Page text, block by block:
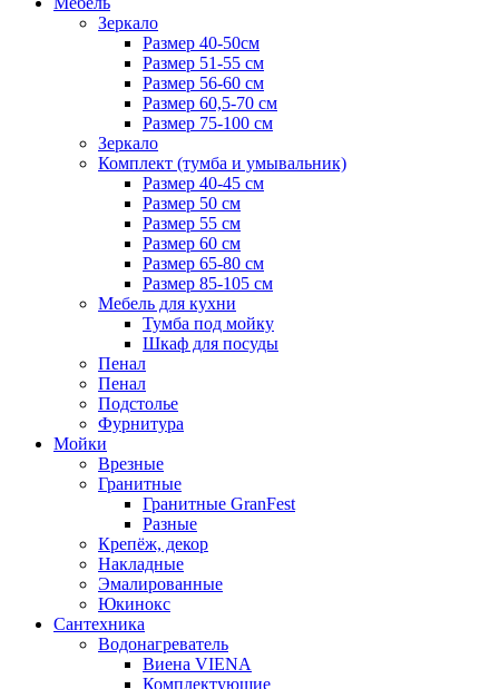
Зеркало
Размер 40-50см
Размер 51-55 см
Размер 56-60 см
Размер 60,5-70 см
Размер 75-100 см
Зеркало
Комплект (тумба и умывальник)
Размер 40-45 см
Размер 50 см
Размер 55 см
Размер 60 см
Размер 65-80 см
Размер 85-105 см
Мебель для кухни
Тумба под мойку
Шкаф для посуды
Пенал
Пенал
Подстолье
Фурнитура
Мойки
Врезные
Гранитные
Гранитные GranFest
Разные
Крепёж, декор
Накладные
Эмалированные
Юкинокс
Сантехника
Водонагреватель
Виена VIENA
Комплектующие